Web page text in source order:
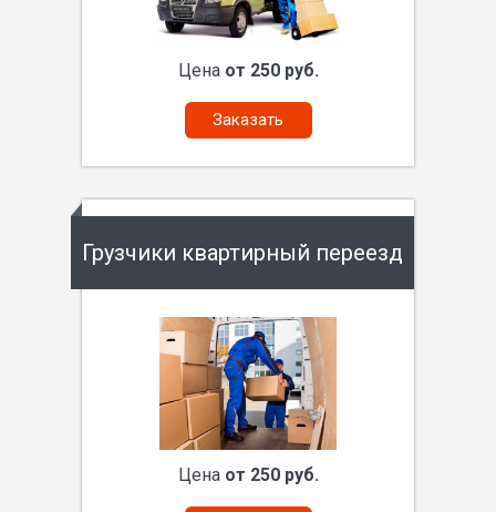
Цена от 250 руб.
Заказать
Грузчики квартирный переезд
Цена от 250 руб.